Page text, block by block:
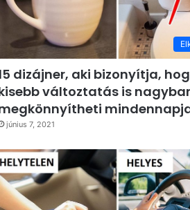
dizájner, aki bizonyítja,
változtatás is
június 7, 2021